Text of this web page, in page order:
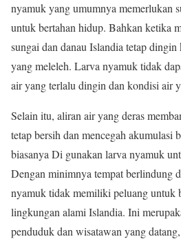
nyamuk yang umumnya memerlukan
untuk bertahan hidup. Bahkan ketika
sungai dan danau Islandia tetap dingin
yang meleleh. Larva nyamuk tidak
air yang terlalu dingin dan kondisi air
Selain itu, aliran air yang deras
tetap bersih dan mencegah akumulasi
biasanya Di gunakan larva nyamuk
Dengan minimnya tempat berlindung
nyamuk tidak memiliki peluang untuk
lingkungan alami Islandia. Ini
penduduk dan wisatawan yang